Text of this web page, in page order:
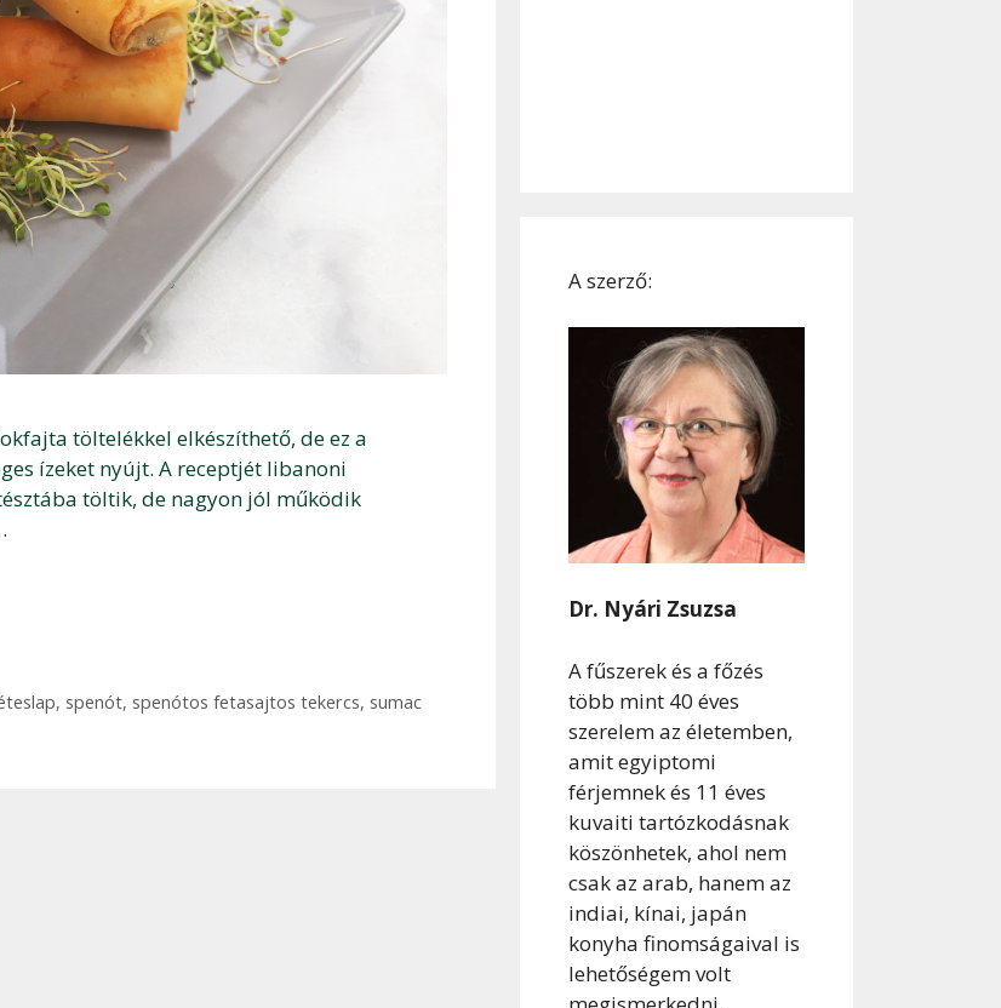
töltelékkel elkészíthető, de ez a
ízeket nyújt. A receptjét libanoni
töltik, de nagyon jól működik
, spenót, spenótos fetasajtos tekercs, sumac
A szerző:
Dr. Nyári Zsuzsa
A fűszerek és a főzés
több mint 40 éves
szerelem az életemben,
amit egyiptomi
férjemnek és 11 éves
kuvaiti tartózkodásnak
köszönhetek, ahol nem
csak az arab, hanem az
indiai, kínai, japán
konyha finomságaival is
lehetőségem volt